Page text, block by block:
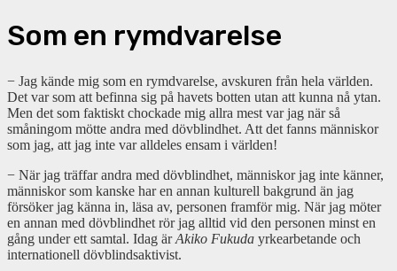
Som en rymdvarelse
− Jag kände mig som en rymdvarelse, avskuren från hela världen.
Det var som att befinna sig på havets botten utan att kunna nå ytan.
Men det som faktiskt chockade mig allra mest var jag när så
småningom mötte andra med dövblindhet. Att det fanns människor
som jag, att jag inte var alldeles ensam i världen!
− När jag träffar andra med dövblindhet, människor jag inte känner,
människor som kanske har en annan kulturell bakgrund än jag
försöker jag känna in, läsa av, personen framför mig. När jag möter
en annan med dövblindhet rör jag alltid vid den personen minst en
gång under ett samtal. Idag ärAkiko Fukuda yrkearbetande och
internationell dövblindsaktivist.